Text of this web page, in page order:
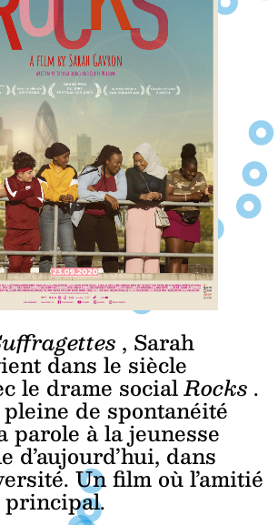
, Sarah
dans le siècle
le drame socialRocks .
de spontanéité
parole à la jeunesse
d’aujourd’hui, dans
Un film où l’amitié
principal.